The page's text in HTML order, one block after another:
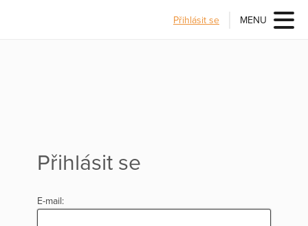
Přihlásit se MENU
Přihlásit se
E-mail: